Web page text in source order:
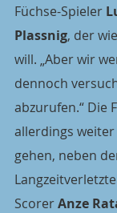
Füchse-Spieler
Plassnig, der
will. „Aber wir
dennoch
abzurufen.“ Die
allerdings
gehen, neben
Scorer Anze